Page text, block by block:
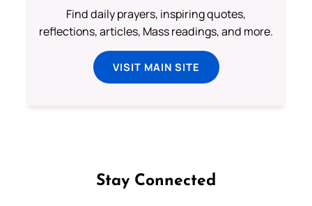
Find daily prayers, inspiring quotes,
reflections, articles, Mass readings, and more.
VISIT MAIN SITE
Stay Connected